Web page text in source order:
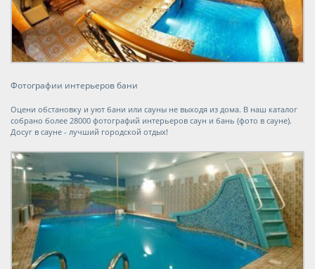
Фотографии интерьеров бани
Оцени обстановку и уют бани или сауны не выходя из дома. В наш каталог
собрано более 28000 фотографий интерьеров саун и бань (фото в сауне).
Досуг в сауне - лучший городской отдых!